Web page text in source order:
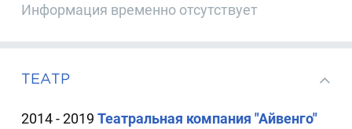
Информация временно отсутствует
ТЕАТР
2014 - 2019Театральная компания "Айвенго"